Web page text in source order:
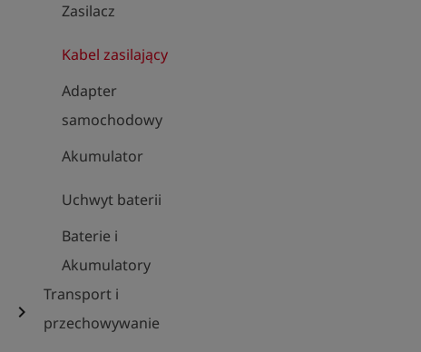
Zasilacz
Kabel zasilający
Adapter
samochodowy
Akumulator
Uchwyt baterii
Baterie i
Akumulatory
chevron_right
Transport i
przechowywanie